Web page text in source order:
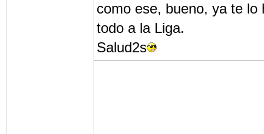
como ese, bueno, ya te
todo a la Liga.
Salud2s